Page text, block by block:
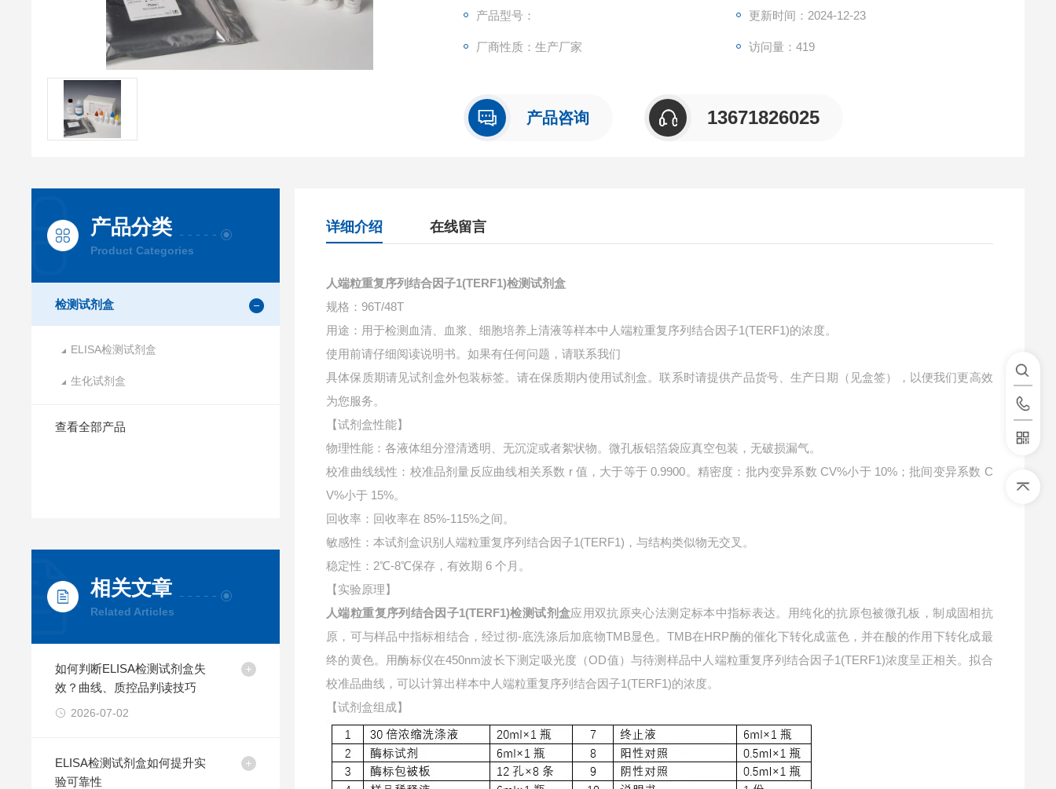
产品型号： 更新时间：2024-12-23
厂商性质：生产厂家 访问量：419
产品咨询 13671826025
产品分类
Product Categories
检测试剂盒
ELISA检测试剂盒
生化试剂盒
查看全部产品
相关文章
Related Articles
如何判断ELISA检测试剂盒失
效？曲线、质控品判读技巧
2026-07-02
ELISA检测试剂盒如何提升实
验可靠性
详细介绍 在线留言
人端粒重复序列结合因子1(TERF1)检测试剂盒
规格：96T/48T
用途：用于检测血清、血浆、细胞培养上清液等样本中 人端粒重复序列结合因子1(TERF1)的浓度。
使用前请仔细阅读说明书。如果有任何问题，请联系我们
具体保质期请见试剂盒外包装标签。请在保质期内使用试剂盒。联系时请提供产品货号、生产日期（见盒签），以便我们更高效
为您服务。
【试剂盒性能】
物理性能：各液体组分澄清透明、无沉淀或者絮状物。微孔板铝箔袋应真空包装，无破损漏气。
校准曲线线性：校准品剂量反应曲线相关系数 r 值，大于等于 0.9900。精密度：批内变异系数 CV%小于 10%；批间变异系数 C
V%小于 15%。
回收率：回收率在 85%-115%之间。
敏感性：本试剂盒识别人端粒重复序列结合因子1(TERF1)，与结构类似物无交叉。
稳定性：2℃-8℃保存，有效期 6 个月。
【实验原理】
人端粒重复序列结合因子1(TERF1)检测试剂盒应用双抗原夹心法测定标本中指标表达。用纯化的抗原包被微孔板，制成固相抗
原，可与样品中指标相结合，经过彻-底洗涤后加底物TMB显色。TMB在HRP酶的催化下转化成蓝色，并在酸的作用下转化成最
终的黄色。用酶标仪在450nm波长下测定吸光度（OD值）与待测样品中 人端粒重复序列结合因子1(TERF1)浓度呈正相关。拟合
校准品曲线，可以计算出样本中 人端粒重复序列结合因子1(TERF1)的浓度。
【试剂盒组成】